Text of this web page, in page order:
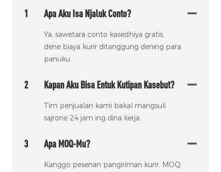
1 Apa Aku Isa Njaluk Conto?
Ya, sawetara conto kasedhiya gratis,
dene biaya kurir ditanggung dening para
panuku.
2 Kapan Aku Bisa Entuk Kutipan Kasebut?
Tim penjualan kami bakal mangsuli
sajrone 24 jam ing dina kerja.
3 Apa MOQ-Mu?
Kanggo pesenan pangiriman kurir, MOQ